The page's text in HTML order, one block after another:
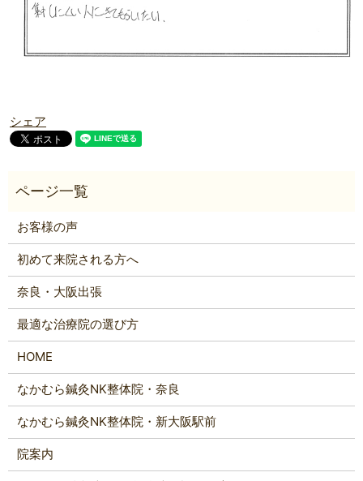
シェア
お客様の声
初めて来院される方へ
奈良・大阪出張
最適な治療院の選び方
HOME
なかむら鍼灸NK整体院・奈良
なかむら鍼灸NK整体院・新大阪駅前
院案内